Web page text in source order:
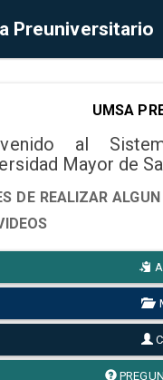
Preuniversitario
UMSA
al
Mayor de
DE REALIZAR